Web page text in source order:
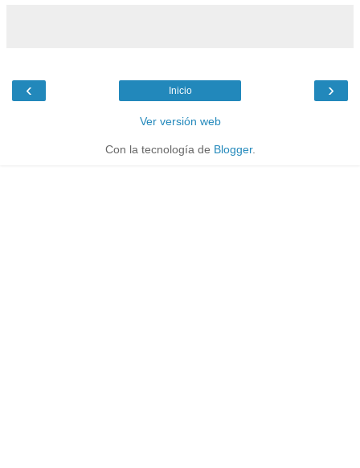
‹ ›
Inicio
Ver versión web
Con la tecnología de Blogger.